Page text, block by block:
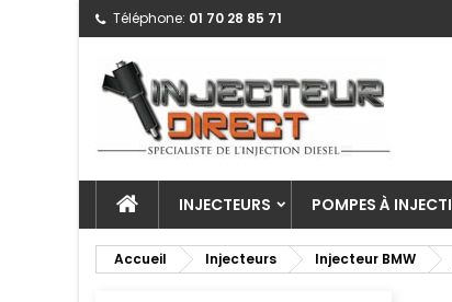
Téléphone: 01 70 28 85 71
INJECTEURS POMPES À
Accueil Injecteurs Injecteur BMW